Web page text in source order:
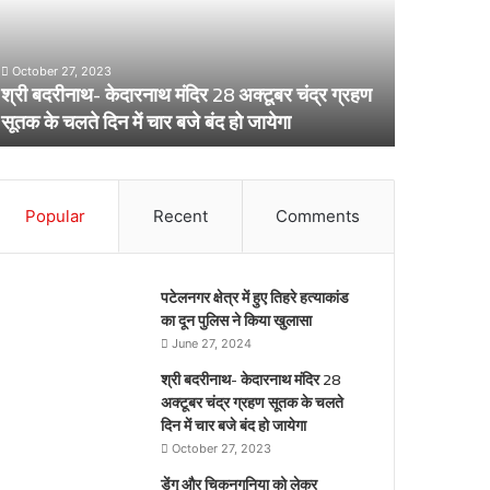
October 27, 2023
श्री बदरीनाथ- केदारनाथ मंदिर 28 अक्टूबर चंद्र ग्रहण
सूतक के चलते दिन में चार बजे बंद हो जायेगा
Popular Recent Comments
पटेलनगर क्षेत्र में हुए तिहरे हत्याकांड
का दून पुलिस ने किया खुलासा
June 27, 2024
श्री बदरीनाथ- केदारनाथ मंदिर 28
अक्टूबर चंद्र ग्रहण सूतक के चलते
दिन में चार बजे बंद हो जायेगा
October 27, 2023